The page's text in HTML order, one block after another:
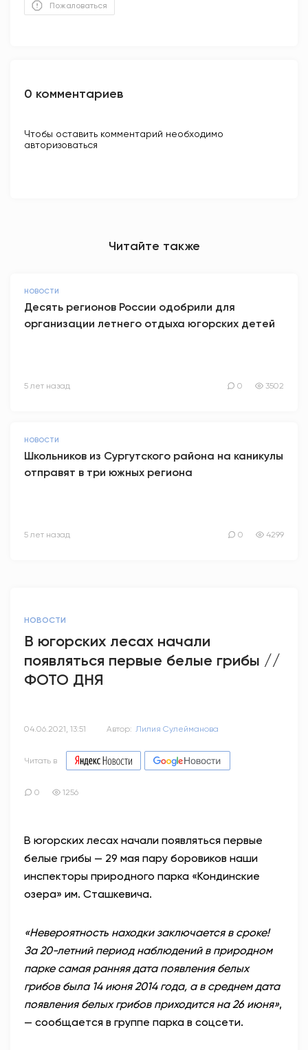
Пожаловаться
0 комментариев
Чтобы оставить комментарий необходимо
авторизоваться
Читайте также
НОВОСТИ
Десять регионов России одобрили для
организации летнего отдыха югорских детей
5 лет назад 0 3502
НОВОСТИ
Школьников из Сургутского района на каникулы
отправят в три южных региона
5 лет назад 0 4299
НОВОСТИ
В югорских лесах начали
появляться первые белые грибы //
ФОТО ДНЯ
04.06.2021, 13:51 Автор: Лилия Сулейманова
Читать в
0 1256
В югорских лесах начали появляться первые
белые грибы — 29 мая пару боровиков наши
инспекторы природного парка «Кондинские
озера» им. Сташкевича.
«Невероятность находки заключается в сроке!
За 20-летний период наблюдений в природном
парке самая ранняя дата появления белых
грибов была 14 июня 2014 года, а в среднем дата
появления белых грибов приходится на 26 июня»,
— сообщается в группе парка в соцсети.